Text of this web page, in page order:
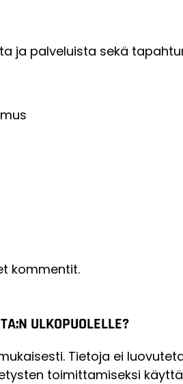
ja palveluista sekä
kommentit.
ULKOPUOLELLE?
Tietoja ei
toimittamiseksi